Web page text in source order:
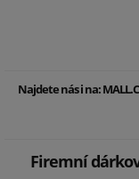
Najdete nás i na:
Firemní